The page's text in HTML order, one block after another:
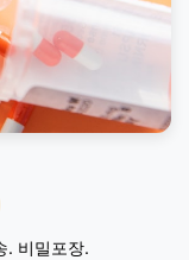
. 비밀포장.